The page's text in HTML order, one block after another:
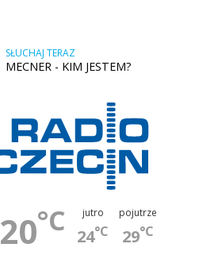
SŁUCHAJ TERAZ
MECNER - KIM JESTEM?
20°C jutro
24°C
pojutrze
29°C